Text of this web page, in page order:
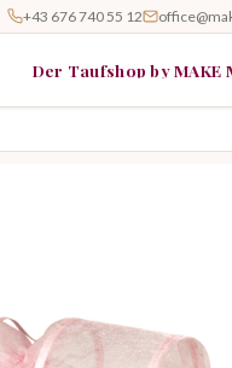
+43 676 740 55 12
Der Taufshop by MAKE